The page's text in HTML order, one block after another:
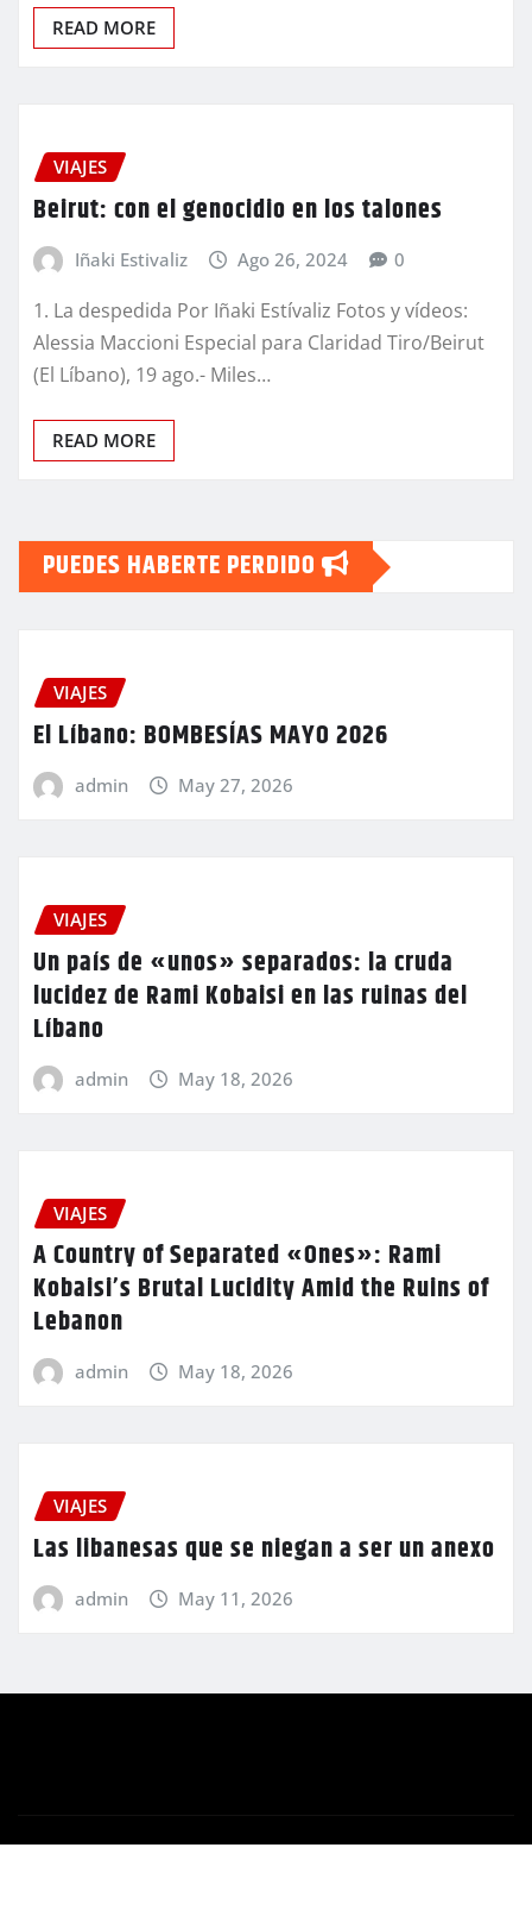
READ MORE
VIAJES
Beirut: con el genocidio en los talones
Iñaki Estivaliz Ago 26, 2024 0
1. La despedida Por Iñaki Estívaliz Fotos y vídeos:
Alessia Maccioni Especial para Claridad Tiro/Beirut
(El Líbano), 19 ago.- Miles…
READ MORE
PUEDES HABERTE PERDIDO
VIAJES
El Líbano: BOMBESÍAS MAYO 2026
admin May 27, 2026
VIAJES
Un país de «unos» separados: la cruda
lucidez de Rami Kobaisi en las ruinas del
Líbano
admin May 18, 2026
VIAJES
A Country of Separated «Ones»: Rami
Kobaisi’s Brutal Lucidity Amid the Ruins of
Lebanon
admin May 18, 2026
VIAJES
Las libanesas que se niegan a ser un anexo
admin May 11, 2026